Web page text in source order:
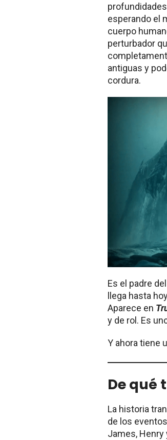
esperando el
cuerpo
perturbador
antiguas y
cordura.
Es el padre
llega hasta
Aparece en
y de rol. Es
Y ahora tiene
De qué
La historia
de los
James, Henry